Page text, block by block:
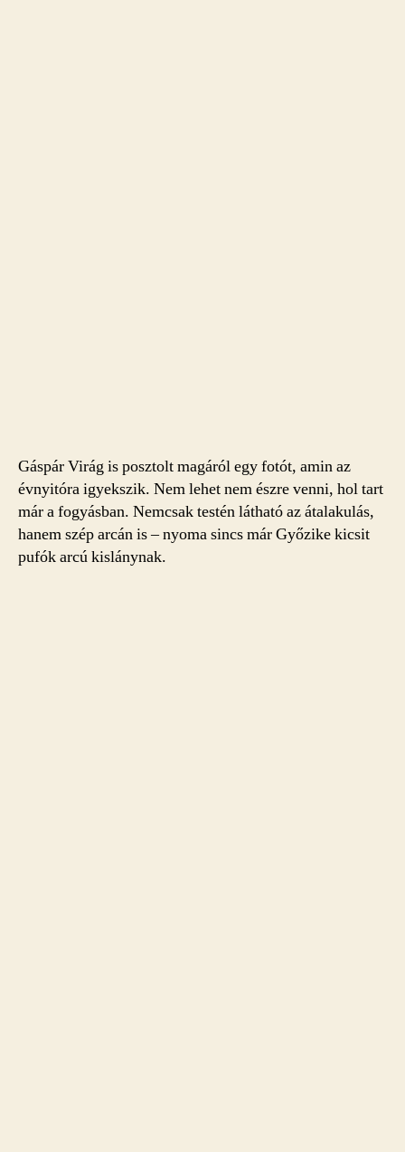
Gáspár Virág is posztolt magáról egy fotót, amin az
évnyitóra igyekszik. Nem lehet nem észre venni, hol tart
már a fogyásban. Nemcsak testén látható az átalakulás,
hanem szép arcán is – nyoma sincs már Győzike kicsit
pufók arcú kislánynak.